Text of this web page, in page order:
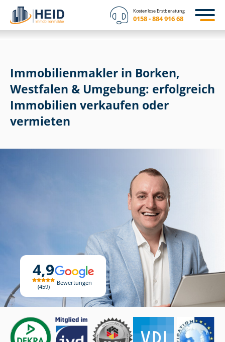
Kostenlose Erstberatung
0158 - 884 916 68
4,9
459
Bewertungen
Im­mo­bi­li­en­mak­ler in Borken,
Westfalen & Umgebung: erfolgreich
Immobilien verkaufen oder
vermieten